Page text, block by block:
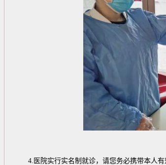
4.医院实行实名制就诊，请您务必携带本人有